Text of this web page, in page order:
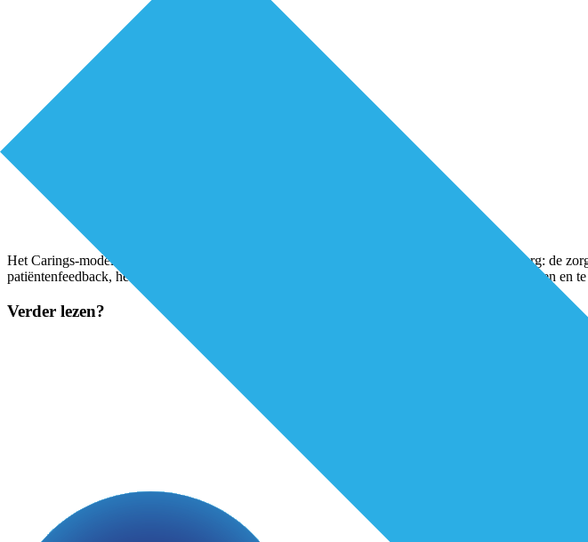
Het Carings-model gaat uit van vijf pijlers die in samenhang iets zeggen over kwaliteit van zorg: de
patiëntenfeedback, het werkgeluk van de medewerkers en de bedrijfsvoering inzichtelijk te maken en
Verder lezen?